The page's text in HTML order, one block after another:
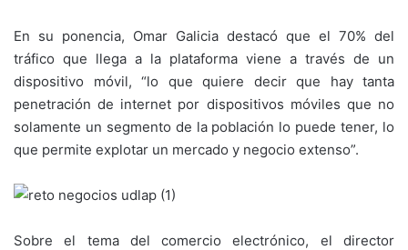
En su ponencia, Omar Galicia destacó que el 70% del
tráfico que llega a la plataforma viene a través de un
dispositivo móvil, “lo que quiere decir que hay tanta
penetración de internet por dispositivos móviles que no
solamente un segmento de la población lo puede tener, lo
que permite explotar un mercado y negocio extenso”.
Sobre el tema del comercio electrónico, el director